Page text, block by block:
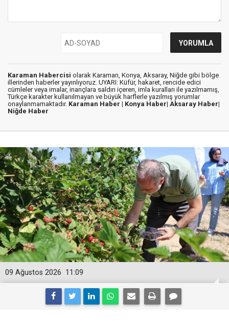
Karaman Habercisi olarak Karaman, Konya, Aksaray, Niğde gibi bölge
illerinden haberler yayınlıyoruz. UYARI: Küfür, hakaret, rencide edici
cümleler veya imalar, inançlara saldırı içeren, imla kuralları ile yazılmamış,
Türkçe karakter kullanılmayan ve büyük harflerle yazılmış yorumlar
onaylanmamaktadır. Karaman Haber | Konya Haber| Aksaray Haber|
Niğde Haber
11:09
09 Ağustos 2026